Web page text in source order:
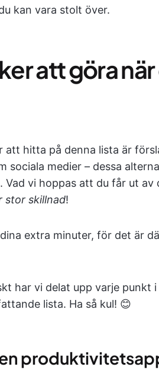
kan vara stolt över.
att göra när
att hitta på denna lista är
sociala medier – dessa
vi hoppas att du får ut av
stor skillnad!
extra minuter, för det är
har vi delat upp varje punkt
lista. Ha så kul! 😊